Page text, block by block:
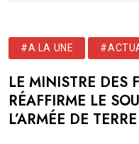
#A LA UNE
LE MINISTRE DES
RÉAFFIRME LE
L’ARMÉE DE TERRE